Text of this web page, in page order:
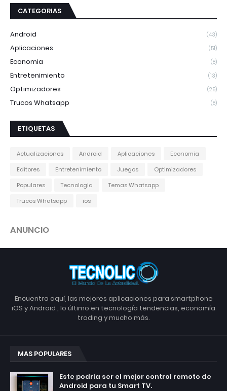
CATEGORIAS
Android (43)
Aplicaciones (51)
Economia (8)
Entretenimiento (13)
Optimizadores (25)
Trucos Whatsapp (8)
ETIQUETAS
Actualizaciones Android Aplicaciones
Economia
Editores
Entretenimiento Juegos
Optimizadores
Populares
Tecnologia
Temas Whatsapp
Trucos Whatsapp
ios
ANUNCIO
Encuentra aquí, las mejores aplicaciones para smartphone
iOS y Android , lo último en tecnología tendencias, economía
trading y mucho más.
MAS POPULARES
Este podría ser el mejor control remoto de
Android para tu Smart TV.